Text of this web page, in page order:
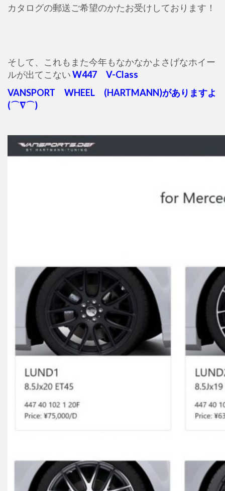
カタログの郵送ご希望のかたお受けしております！
そして、これもまた今年もなかなかよさげなホイー
ルが出てこないW447 V-Class
VANSPORT WHEEL (HARTMANN)がありますよ
(⌒∇⌒)